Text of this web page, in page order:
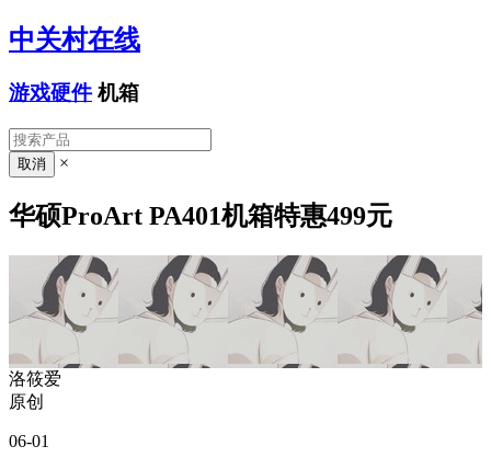
中关村在线
游戏硬件 机箱
×
华硕ProArt PA401机箱特惠499元
洛筱爱
原创
06-01